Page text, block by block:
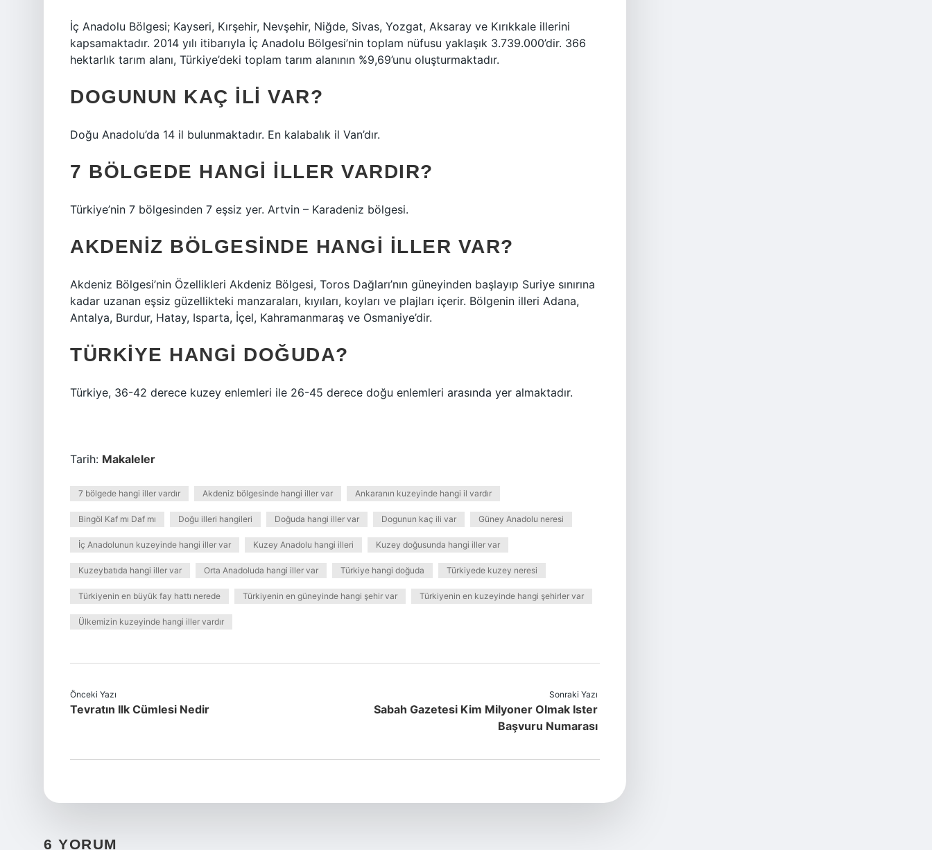
İç Anadolu Bölgesi; Kayseri, Kırşehir, Nevşehir, Niğde, Sivas, Yozgat, Aksaray ve Kırıkkale illerini
kapsamaktadır. 2014 yılı itibarıyla İç Anadolu Bölgesi’nin toplam nüfusu yaklaşık 3.739.000’dir. 366
hektarlık tarım alanı, Türkiye’deki toplam tarım alanının %9,69’unu oluşturmaktadır.
DOGUNUN KAÇ ILI VAR?
Doğu Anadolu’da 14 il bulunmaktadır. En kalabalık il Van’dır.
7 BÖLGEDE HANGI ILLER VARDIR?
Türkiye’nin 7 bölgesinden 7 eşsiz yer. Artvin – Karadeniz bölgesi.
AKDENIZ BÖLGESINDE HANGI ILLER VAR?
Akdeniz Bölgesi’nin Özellikleri Akdeniz Bölgesi, Toros Dağları’nın güneyinden başlayıp Suriye sınırına
kadar uzanan eşsiz güzellikteki manzaraları, kıyıları, koyları ve plajları içerir. Bölgenin illeri Adana,
Antalya, Burdur, Hatay, Isparta, İçel, Kahramanmaraş ve Osmaniye’dir.
TÜRKIYE HANGI DOĞUDA?
Türkiye, 36-42 derece kuzey enlemleri ile 26-45 derece doğu enlemleri arasında yer almaktadır.
Tarih: Makaleler
7 bölgede hangi iller vardır Akdeniz bölgesinde hangi iller var Ankaranın kuzeyinde hangi il vardır
Bingöl Kaf mı Daf mı Doğu illeri hangileri Doğuda hangi iller var Dogunun kaç ili var Güney Anadolu neresi
İç Anadolunun kuzeyinde hangi iller var Kuzey Anadolu hangi illeri Kuzey doğusunda hangi iller var
Kuzeybatıda hangi iller var Orta Anadoluda hangi iller var Türkiye hangi doğuda Türkiyede kuzey neresi
Türkiyenin en büyük fay hattı nerede Türkiyenin en güneyinde hangi şehir var Türkiyenin en kuzeyinde hangi şehirler var
Ülkemizin kuzeyinde hangi iller vardır
Önceki Yazı
Tevratın Ilk Cümlesi Nedir
Sonraki Yazı
Sabah Gazetesi Kim Milyoner Olmak Ister
Başvuru Numarası
6 YORUM